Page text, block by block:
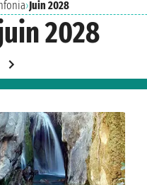
›Juin 2028
2028